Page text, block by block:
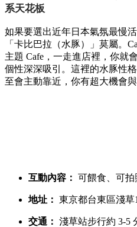
系天花板
如果要選出近年日本氣氛最慢活
「卡比巴拉（水豚）」莫屬。
主題 Cafe， 一走進店裡， 你就
個性深深吸引。 這裡的水豚性
至會主動靠近， 你有超大機會
互動內容： 可餵食、 可拍
地址： 東京都台東區淺草
交通： 淺草站步行約 3-5